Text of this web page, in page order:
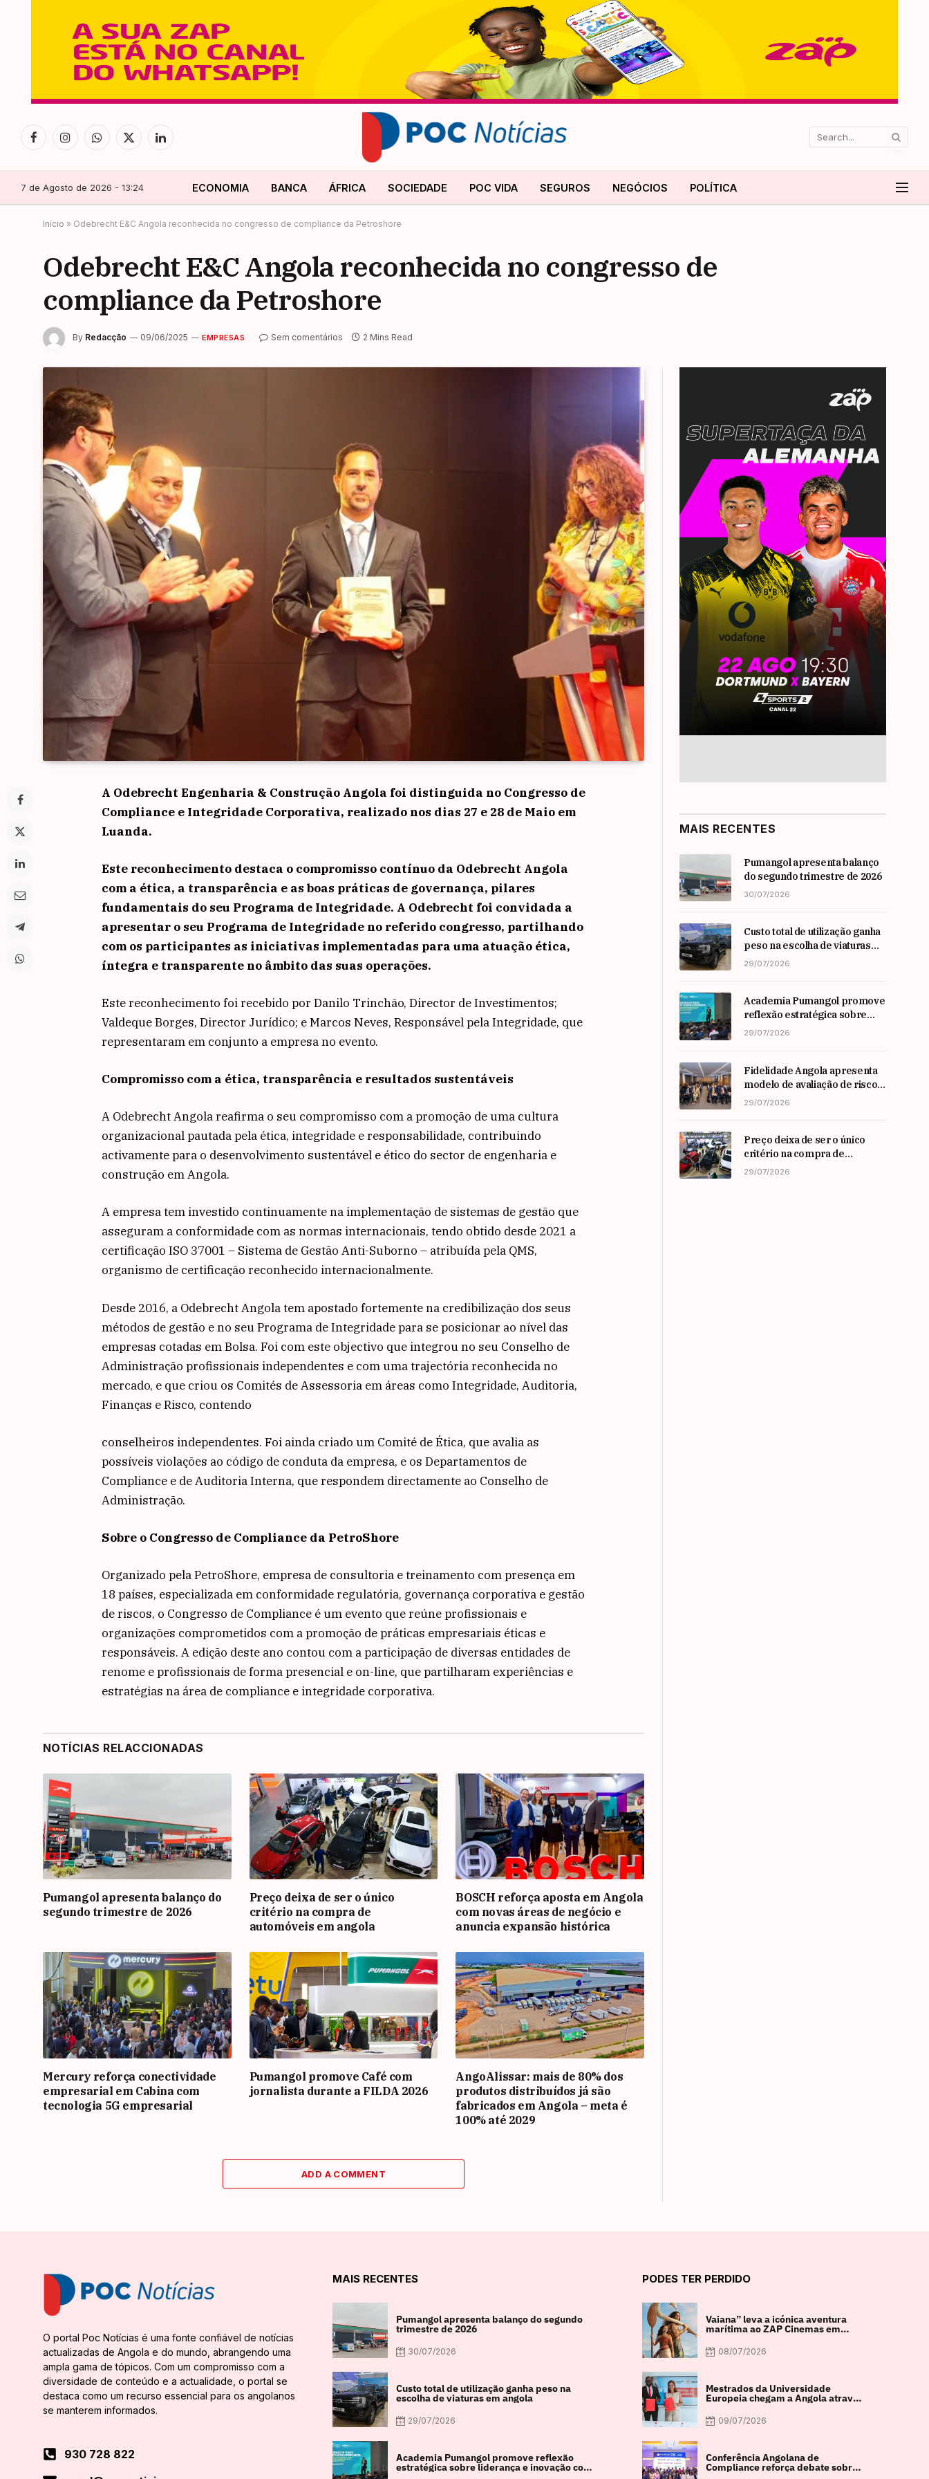
FacebookInstagramWhatsApp
X
LinkedIn
7 de Agosto de 2026 - 13:24 ECONOMIA BANCA ÁFRICA SOCIEDADE POC VIDA SEGUROS NEGÓCIOS POLÍTICA
Início » Odebrecht E&C Angola reconhecida no congresso de compliance da Petroshore
Odebrecht E&C Angola reconhecida no congresso de
compliance da Petroshore
By Redacção 09/06/2025 EMPRESAS Sem comentários 2 Mins Read
A Odebrecht Engenharia & Construção Angola foi distinguida no Congresso de
Compliance e Integridade Corporativa, realizado nos dias 27 e 28 de Maio em
Luanda.
Este reconhecimento destaca o compromisso contínuo da Odebrecht Angola
com a ética, a transparência e as boas práticas de governança, pilares
fundamentais do seu Programa de Integridade. A Odebrecht foi convidada a
apresentar o seu Programa de Integridade no referido congresso, partilhando
com os participantes as iniciativas implementadas para uma atuação ética,
íntegra e transparente no âmbito das suas operações.
Este reconhecimento foi recebido por Danilo Trinchão, Director de Investimentos;
Valdeque Borges, Director Jurídico; e Marcos Neves, Responsável pela Integridade, que
representaram em conjunto a empresa no evento.
Compromisso com a ética, transparência e resultados sustentáveis
A Odebrecht Angola reafirma o seu compromisso com a promoção de uma cultura
organizacional pautada pela ética, integridade e responsabilidade, contribuindo
activamente para o desenvolvimento sustentável e ético do sector de engenharia e
construção em Angola.
A empresa tem investido continuamente na implementação de sistemas de gestão que
asseguram a conformidade com as normas internacionais, tendo obtido desde 2021 a
certificação ISO 37001 – Sistema de Gestão Anti-Suborno – atribuída pela QMS,
organismo de certificação reconhecido internacionalmente.
Desde 2016, a Odebrecht Angola tem apostado fortemente na credibilização dos seus
métodos de gestão e no seu Programa de Integridade para se posicionar ao nível das
empresas cotadas em Bolsa. Foi com este objectivo que integrou no seu Conselho de
Administração profissionais independentes e com uma trajectória reconhecida no
mercado, e que criou os Comités de Assessoria em áreas como Integridade, Auditoria,
Finanças e Risco, contendo
conselheiros independentes. Foi ainda criado um Comité de Ética, que avalia as
possíveis violações ao código de conduta da empresa, e os Departamentos de
Compliance e de Auditoria Interna, que respondem directamente ao Conselho de
Administração.
Sobre o Congresso de Compliance da PetroShore
Organizado pela PetroShore, empresa de consultoria e treinamento com presença em
18 países, especializada em conformidade regulatória, governança corporativa e gestão
de riscos, o Congresso de Compliance é um evento que reúne profissionais e
organizações comprometidos com a promoção de práticas empresariais éticas e
responsáveis. A edição deste ano contou com a participação de diversas entidades de
renome e profissionais de forma presencial e on-line, que partilharam experiências e
estratégias na área de compliance e integridade corporativa.
NOTÍCIAS RELACCIONADAS
Pumangol apresenta balanço do
segundo trimestre de 2026
Preço deixa de ser o único
critério na compra de
automóveis em angola
BOSCH reforça aposta em Angola
com novas áreas de negócio e
anuncia expansão histórica
Mercury reforça conectividade
empresarial em Cabina com
tecnologia 5G empresarial
Pumangol promove Café com
jornalista durante a FILDA 2026
AngoAlissar: mais de 80% dos
produtos distribuídos já são
fabricados em Angola – meta é
100% até 2029
ADD A COMMENT
MAIS RECENTES
Pumangol apresenta balanço
do segundo trimestre de 2026
30/07/2026
Custo total de utilização ganha
peso na escolha de viaturas
em angola
29/07/2026
Academia Pumangol promove
reflexão estratégica sobre
liderança e inovação com
29/07/2026
Fidelidade Angola apresenta
modelo de avaliação de risco
em Workshop da ARSEG
29/07/2026
Preço deixa de ser o único
critério na compra de
automóveis em angola
29/07/2026
O portal Poc Notícias é uma fonte confiável de notícias
actualizadas de Angola e do mundo, abrangendo uma
ampla gama de tópicos. Com um compromisso com a
diversidade de conteúdo e a actualidade, o portal se
destaca como um recurso essencial para os angolanos
se manterem informados.
930 728 822
MAIS RECENTES
Pumangol apresenta balanço do segundo
trimestre de 2026
30/07/2026
Custo total de utilização ganha peso na
escolha de viaturas em angola
29/07/2026
Academia Pumangol promove reflexão
estratégica sobre liderança e inovação com
PODES TER PERDIDO
Vaiana” leva a icónica aventura
marítima ao ZAP Cinemas em
08/07/2026
Mestrados da Universidade
Europeia chegam a Angola através
de parceria com a FACUL
09/07/2026
Conferência Angolana de
Compliance reforça debate sobre